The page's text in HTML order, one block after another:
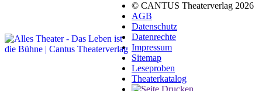
© CANTUS Theaterverlag 2026
AGB
Datenschutz
Datenrechte
Impressum
Sitemap
Leseproben
Theaterkatalog